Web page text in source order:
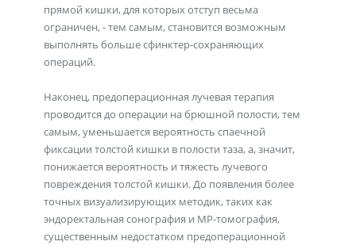
прямой кишки, для которых отступ весьма
ограничен, - тем самым, становится возможным
выполнять больше сфинктер-сохраняющих
операций.
Наконец, предоперационная лучевая терапия
проводится до операции на брюшной полости, тем
самым, уменьшается вероятность спаечной
фиксации толстой кишки в полости таза, а, значит,
понижается вероятность и тяжесть лучевого
повреждения толстой кишки. До появления более
точных визуализирующих методик, таких как
эндоректальная сонография и МР-томография,
существенным недостатком предоперационной